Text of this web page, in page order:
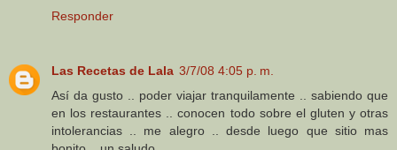
Responder
Las Recetas de Lala 3/7/08 4:05 p. m.
Así da gusto .. poder viajar tranquilamente .. sabiendo que
en los restaurantes .. conocen todo sobre el gluten y otras
intolerancias .. me alegro .. desde luego que sitio mas